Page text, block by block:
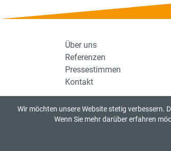
Wir möchten unsere Website stetig verbessern.
Wenn Sie mehr darüber erfahren
Über uns
Referenzen
Pressestimmen
Kontakt